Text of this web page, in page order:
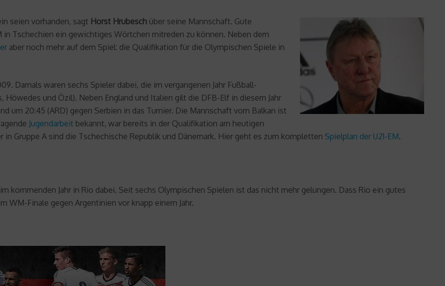
seien vorhanden, sagt Horst Hrubesch über seine Mannschaft. Gute
in Tschechien ein gewichtiges Wörtchen mitreden zu können. Neben dem
aber noch mehr auf dem Spiel: die Qualifikation für die Olympischen Spiele in
Damals waren sechs Spieler dabei, die im vergangenen Jahr Fußball-
und Özil). Neben England und Italien gilt die DFB-Elf in diesem Jahr
um 20:45 (ARD) gegen Serbien in das Turnier. Die Mannschaft vom Balkan ist
Jugendarbeit bekannt, war bereits in der Qualifikation am heutigen
Gruppe A sind die Tschechische Republik und Dänemark. Hier geht es zum kompletten Spielplan der U21-EM.
kommenden Jahr in Rio dabei. Seit sechs Olympischen Spielen ist das nicht mehr gelungen. Dass Rio ein gutes
WM-Finale gegen Argentinien vor knapp einem Jahr.